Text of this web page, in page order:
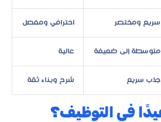
سريع ومختصر احترافي ومفصل
متوسطة إلى ضعيفة عالية
جذب سريع شرح وبناء ثقة